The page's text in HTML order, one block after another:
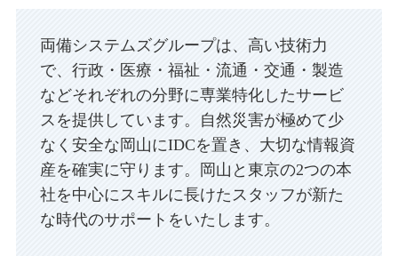
両備システムズグループは、高い技術力
で、行政・医療・福祉・流通・交通・製造
などそれぞれの分野に専業特化したサービ
スを提供しています。自然災害が極めて少
なく安全な岡山にIDCを置き、大切な情報資
産を確実に守ります。岡山と東京の2つの本
社を中心にスキルに長けたスタッフが新た
な時代のサポートをいたします。